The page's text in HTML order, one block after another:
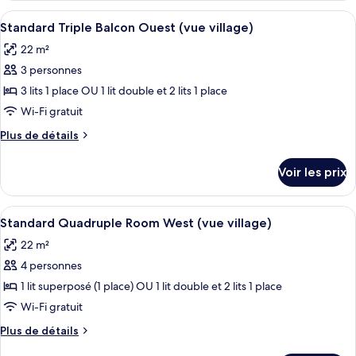
Double
Balcon
Ouest
(Vue
Village
)
type
de
Standard
Double
Ouest
(Vue
)
Afficher
toutes
les
photos
pour
ce
type
de
Standard
Triple
Balcon
Ouest
(vue
village)
Une chambre à coucher avec un lit,
5
Standard Triple Balcon Ouest (vue village)
22 m²
3 personnes
3 lits 1 place OU 1 lit double et 2 lits 1 place
Wi-Fi gratuit
Plus de détails
Plus
le
type
de
Standard
Triple
Ouest
(vue
Voir les prix
Afficher
toutes
les
photos
pour
ce
type
de
Une chambre à coucher avec un lit,
4
Standard Quadruple Room West (vue village)
22 m²
4 personnes
1 lit superposé (1 place) OU 1 lit double et 2 lits 1 place
Wi-Fi gratuit
Plus de détails
Plus